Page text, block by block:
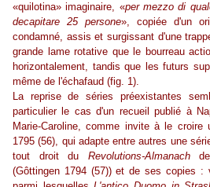
«quilotina» imaginaire, «per mezzo di
decapitare 25 persone», copiée d'un
condamné, assis et surgissant d'une
grande lame rotative que le bourreau
horizontalement, tandis que les futurs
même de l'échafaud (fig. 1).
La reprise de séries préexistantes
particulier le cas d'un recueil publié à
Marie-Caroline, comme invite à le croire
1795 (56), qui adapte entre autres une
tout droit du Revolutions-Almanachde
(Gôttingen 1794 (57)) et de ses copies :